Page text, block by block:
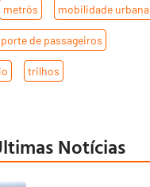
metrôs mobilidade urbana
de passageiros
trilhos
Notícias